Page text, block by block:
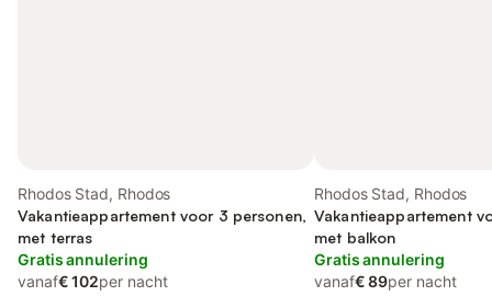
Rhodos Stad, Rhodos
Vakantieappartement voor 3 personen,
met terras
Gratis annulering
vanaf€ 102per nacht
Rhodos Stad, Rhodos
Vakantieappartement
met balkon
Gratis annulering
vanaf€ 89per nacht